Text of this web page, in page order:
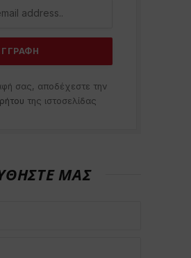
σας, αποδέχεστε την
της ιστοσελίδας
ΜΑΣ